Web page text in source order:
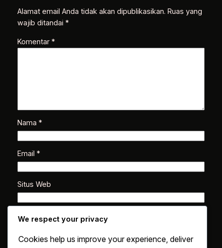
Alamat email Anda tidak akan dipublikasikan. Ruas yang
wajib ditandai *
Komentar *
Nama *
Email *
Situs Web
Simpan nama, email, dan situs web saya pada
We respect your privacy
Cookies help us improve your experience, deliver